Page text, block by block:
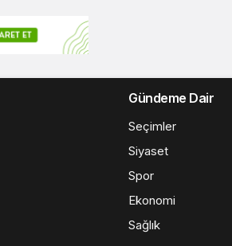
Gündeme Dair
Seçimler
Siyaset
Spor
Ekonomi
Sağlık